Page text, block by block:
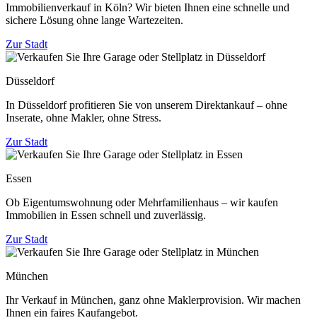
Immobilienverkauf in Köln? Wir bieten Ihnen eine schnelle und
sichere Lösung ohne lange Wartezeiten.
Zur Stadt
Düsseldorf
In Düsseldorf profitieren Sie von unserem Direktankauf – ohne
Inserate, ohne Makler, ohne Stress.
Zur Stadt
Essen
Ob Eigentumswohnung oder Mehrfamilienhaus – wir kaufen
Immobilien in Essen schnell und zuverlässig.
Zur Stadt
München
Ihr Verkauf in München, ganz ohne Maklerprovision. Wir machen
Ihnen ein faires Kaufangebot.